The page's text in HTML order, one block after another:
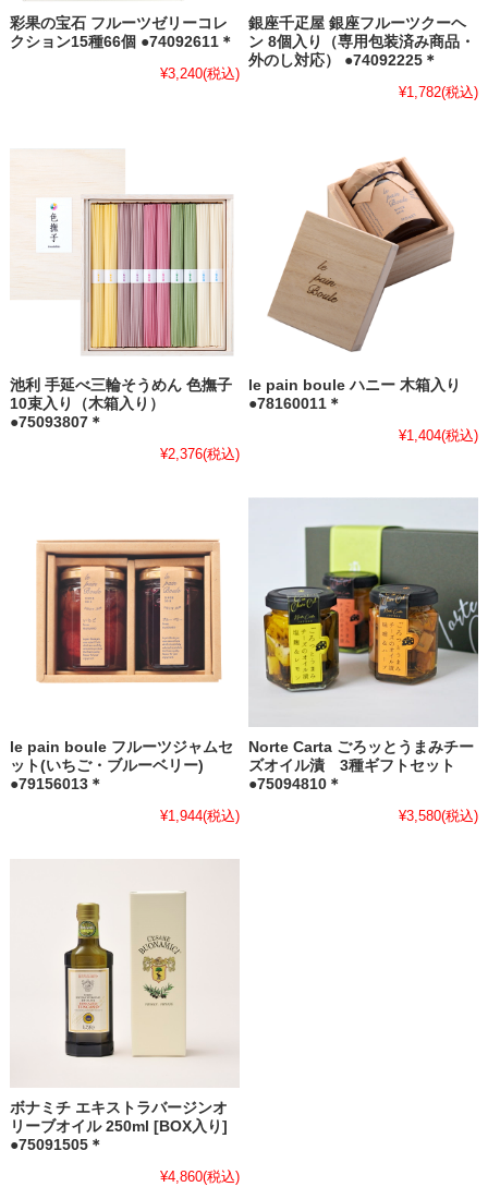
彩果の宝石 フルーツゼリーコレ
クション15種66個 ●74092611＊
¥3,240(税込)
銀座千疋屋 銀座フルーツクーヘ
ン 8個入り（専用包装済み商品・
外のし対応） ●74092225＊
¥1,782(税込)
池利 手延べ三輪そうめん 色撫子
10束入り（木箱入り）
●75093807＊
¥2,376(税込)
le pain boule ハニー 木箱入り
●78160011＊
¥1,404(税込)
le pain boule フルーツジャムセ
ット(いちご・ブルーベリー)
●79156013＊
¥1,944(税込)
Norte Carta ごろッとうまみチー
ズオイル漬 3種ギフトセット
●75094810＊
¥3,580(税込)
ボナミチ エキストラバージンオ
リーブオイル 250ml [BOX入り]
●75091505＊
¥4,860(税込)